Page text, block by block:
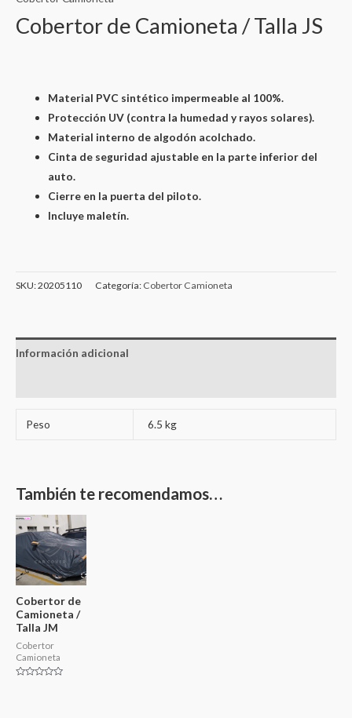
Cobertor de Camioneta / Talla JS
Material PVC sintético impermeable al 100%.
Protección UV (contra la humedad y rayos solares).
Material interno de algodón acolchado.
Cinta de seguridad ajustable en la parte inferior del
auto.
Cierre en la puerta del piloto.
Incluye maletín.
SKU:20205110 Categoría: Cobertor Camioneta
Información adicional
Peso 6.5 kg
También te recomendamos…
Cobertor de
Camioneta /
Talla JM
Cobertor
Camioneta